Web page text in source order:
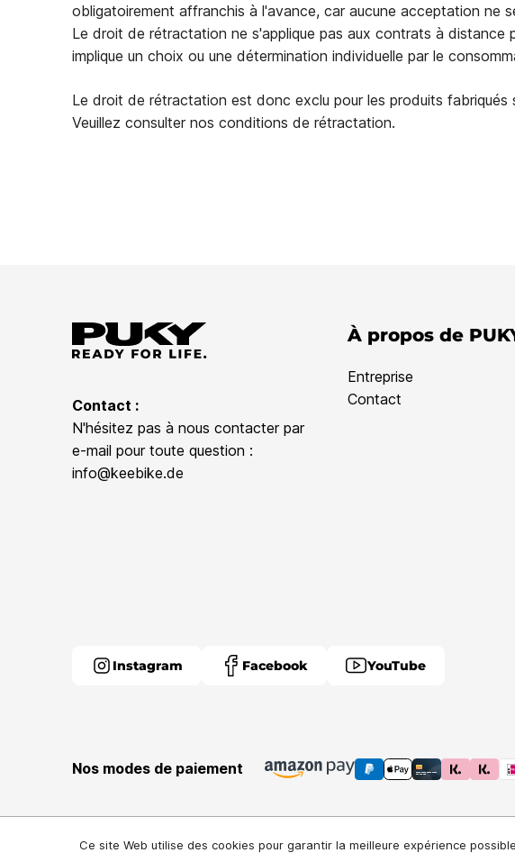
obligatoirement affranchis à l'avance, car aucune acceptation ne
Le droit de rétractation ne s'applique pas aux contrats à distance
implique un choix ou une détermination individuelle par le
Le droit de rétractation est donc exclu pour les produits fabriqués
Veuillez consulter nos conditions de rétractation.
Contact :
N'hésitez pas à nous contacter par
e-mail pour toute question :
info@keebike.de
À propos de
Entreprise
Contact
Instagram Facebook YouTube
Nos modes de paiement
Ce site Web utilise des cookies pour garantir la meilleure expérience